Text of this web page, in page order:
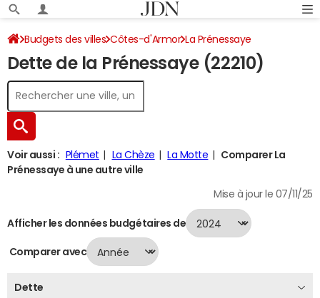
Budgets des villes Côtes-d'Armor La Prénessaye
Dette au 31/12/2024
Dette de la Prénessaye (22210)
Voir aussi : Plémet La Chèze La Motte
Comparer La
Prénessaye à une autre ville
Mise à jour le 07/11/25
Afficher les données budgétaires de
Comparer avec
Dette